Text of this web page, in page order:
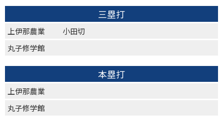
三塁打
上伊那農業
小田切
丸子修学館
本塁打
上伊那農業
丸子修学館